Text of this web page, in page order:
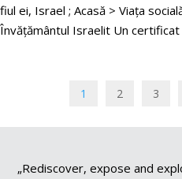
fiul ei, Israel ; Acasă > Viața
Învățământul Israelit Un certificat
1 2 3
„Rediscover, expose and